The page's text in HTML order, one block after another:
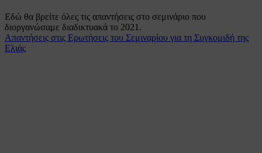
Εδώ θα βρείτε όλες τις απαντήσεις στο σεμινάριο που
διοργανώσαμε διαδικτυακά το 2021.
Απαντήσεις στις Ερωτήσεις του Σεμιναρίου για τη Συγκομιδή της
Ελιάς